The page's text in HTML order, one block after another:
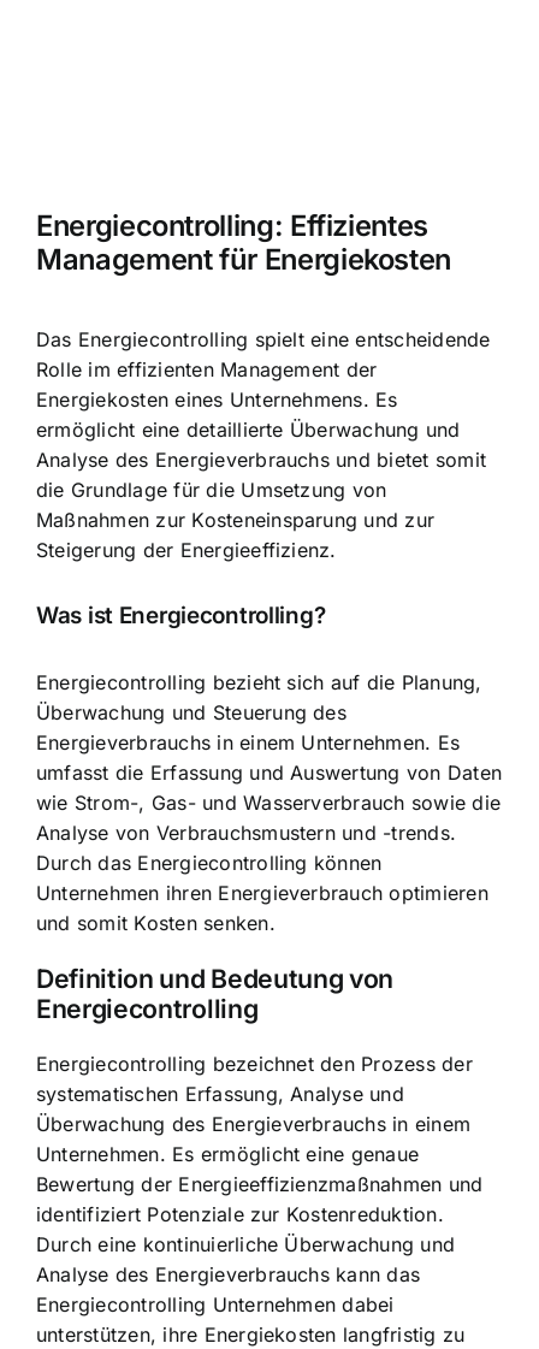
Energiecontrolling: Effizientes
Management für Energiekosten
Das Energiecontrolling spielt eine entscheidende
Rolle im effizienten Management der
Energiekosten eines Unternehmens. Es
ermöglicht eine detaillierte Überwachung und
Analyse des Energieverbrauchs und bietet somit
die Grundlage für die Umsetzung von
Maßnahmen zur Kosteneinsparung und zur
Steigerung der Energieeffizienz.
Was ist Energiecontrolling?
Energiecontrolling bezieht sich auf die Planung,
Überwachung und Steuerung des
Energieverbrauchs in einem Unternehmen. Es
umfasst die Erfassung und Auswertung von Daten
wie Strom-, Gas- und Wasserverbrauch sowie die
Analyse von Verbrauchsmustern und -trends.
Durch das Energiecontrolling können
Unternehmen ihren Energieverbrauch optimieren
und somit Kosten senken.
Definition und Bedeutung von
Energiecontrolling
Energiecontrolling bezeichnet den Prozess der
systematischen Erfassung, Analyse und
Überwachung des Energieverbrauchs in einem
Unternehmen. Es ermöglicht eine genaue
Bewertung der Energieeffizienzmaßnahmen und
identifiziert Potenziale zur Kostenreduktion.
Durch eine kontinuierliche Überwachung und
Analyse des Energieverbrauchs kann das
Energiecontrolling Unternehmen dabei
unterstützen, ihre Energiekosten langfristig zu